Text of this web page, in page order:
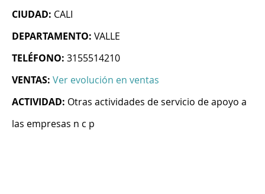
CIUDAD: CALI
DEPARTAMENTO: VALLE
TELÉFONO: 3155514210
VENTAS: Ver evolución en ventas
ACTIVIDAD: Otras actividades de servicio de apoyo a
las empresas n c p